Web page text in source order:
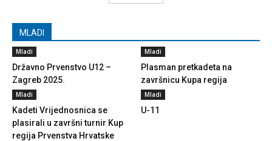
MLADI
Mladi
Državno Prvenstvo U12 –
Zagreb 2025.
Mladi
Plasman pretkadeta na
završnicu Kupa regija
Mladi
Kadeti Vrijednosnica se
plasirali u završni turnir Kup
regija Prvenstva Hrvatske
Mladi
U-11